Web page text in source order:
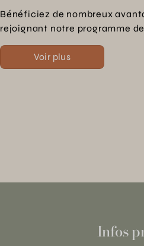
Bénéficiez de nombreux
rejoignant notre programme
Voir plus
Infos